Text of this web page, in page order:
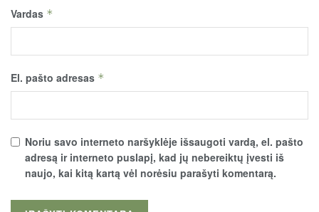
Vardas *
El. pašto adresas *
Noriu savo interneto naršyklėje išsaugoti vardą, el. pašto
adresą ir interneto puslapį, kad jų nebereiktų įvesti iš
naujo, kai kitą kartą vėl norėsiu parašyti komentarą.